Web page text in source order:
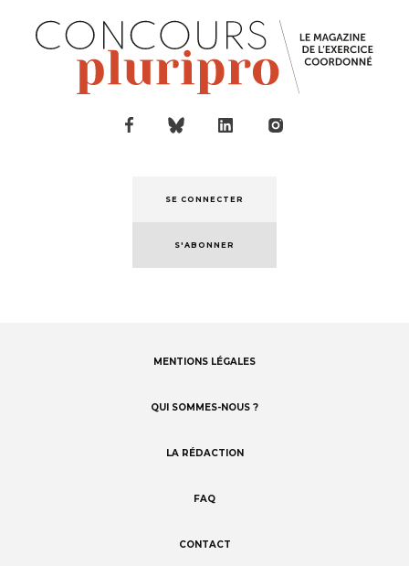
SE CONNECTER
S'ABONNER
MENTIONS LÉGALES
QUI SOMMES-NOUS ?
LA RÉDACTION
FAQ
CONTACT